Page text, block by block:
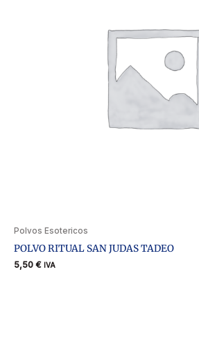
Polvos Esotericos
POLVO RITUAL SAN JUDAS TADEO
5,50 € IVA